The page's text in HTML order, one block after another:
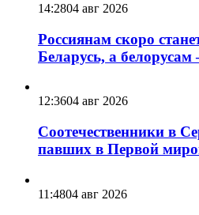
14:2804 авг 2026
Россиянам скоро
Беларусь, а белорусам
12:3604 авг 2026
Соотечественники в
павших в Первой
11:4804 авг 2026